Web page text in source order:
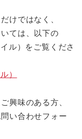
けではなく、
ては、以下の
ル）をご覧くださ
）
興味のある方、
い合わせフォー